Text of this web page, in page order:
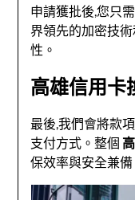
申請獲批後,您只
界領先的加密技
性。
高雄信用卡
最後,我們會將款
支付方式。整個
保效率與安全兼備